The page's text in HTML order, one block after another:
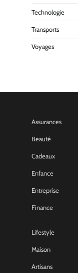
Technologie
Transports
Voyages
Assurances
Beauté
Cadeaux
Enfance
Entreprise
Finance
Lifestyle
Maison
Artisans